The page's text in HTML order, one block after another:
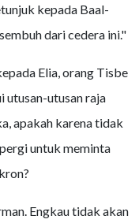
kepada Baal-
dari cedera ini."
Elia, orang Tisbe
utusan-utusan raja
apakah karena tidak
untuk meminta
Engkau tidak akan